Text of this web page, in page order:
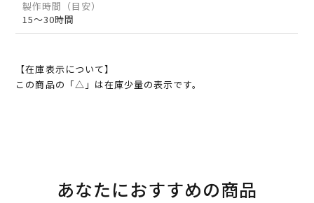
製作時間（目安）
15～30時間
【在庫表示について】
この商品の「△」は在庫少量の表示です。
あなたにおすすめの商品